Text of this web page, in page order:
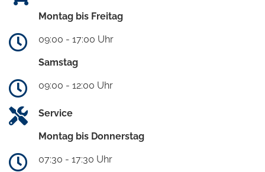
Montag bis Freitag
09:00 - 17:00 Uhr
Samstag
09:00 - 12:00 Uhr
Service
Montag bis Donnerstag
07:30 - 17:30 Uhr